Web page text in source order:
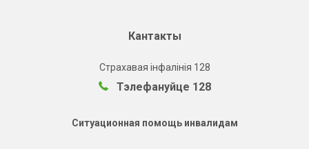
Кантакты
Страхавая інфалінія 128
Тэлефануйце 128
Ситуационная помощь инвалидам